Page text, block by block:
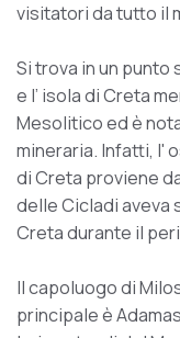
visitatori da tutto il
Si trova in un
e l’ isola di Creta
Mesolitico ed è
mineraria. Infatti, l'
di Creta proviene
delle Cicladi aveva
Creta durante il
Il capoluogo di
principale è